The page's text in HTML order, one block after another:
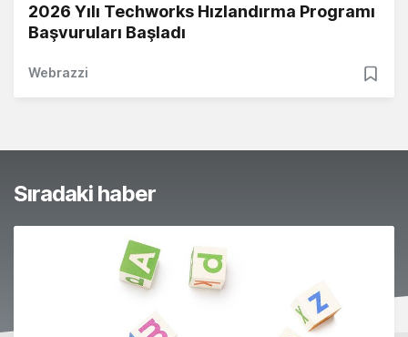
2026 Yılı Techworks Hızlandırma Programı
Başvuruları Başladı
Webrazzi
Sıradaki haber